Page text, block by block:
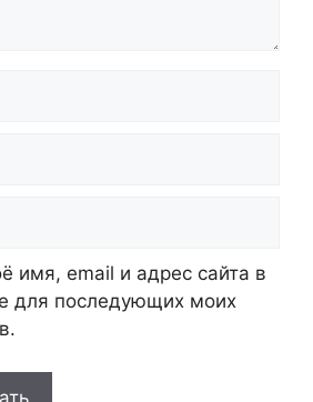
имя, email и адрес сайта в
для последующих моих